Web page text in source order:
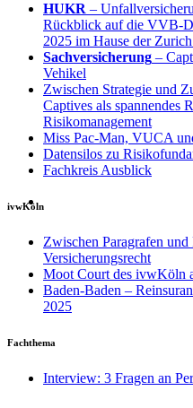
HUKR –
Rückblick auf die VVB-
2025 im Hause der
Sachversicherung –
Vehikel
Zwischen Strategie und
Captives als spannendes
Risikomanagement
Miss Pac-Man, VUCA
Datensilos zu
Fachkreis Ausblick
ivwKöln
Zwischen Paragrafen
Versicherungsrecht
Moot Court des ivwKöln
Baden-Baden –
2025
Fachthema
Interview: 3 Fragen an